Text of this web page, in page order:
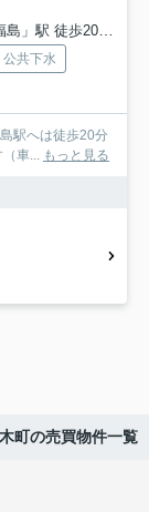
」駅 徒歩20分
公共下水
駅へは徒歩20分
車... もっと見る
町の売買物件一覧